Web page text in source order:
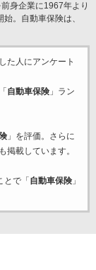
身企業に1967年より
。自動車保険は、
た 人にアンケート
自動車保険」ラン
」を評価。さらに
掲載しています。
とで「 自動車保険」